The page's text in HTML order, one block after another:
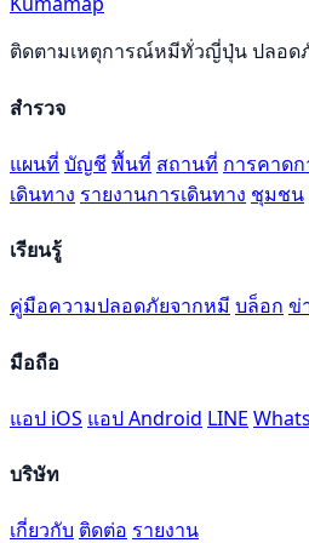
ติดตามเหตุการณ์หมีทั่วญี่ปุ่น ปลอด
สำรวจ
แผนที่ บัญชี พื้นที่ สถานที่ การคาด
เดินทาง รายงานการเดินทาง ชุมชน
เรียนรู้
คู่มือความปลอดภัยจากหมี บล็อก ข่
มือถือ
แอป iOS แอป Android LINE
บริษัท
เกี่ยวกับ ติดต่อ รายงาน